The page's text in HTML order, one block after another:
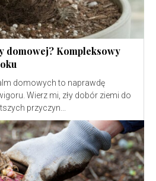
domowej? Kompleksowy
domowych to naprawdę
Wierz mi, zły dobór ziemi do
przyczyn...